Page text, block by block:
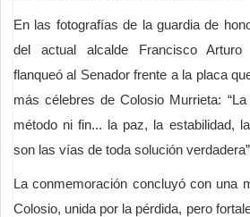
En las fotografías de la guardia de
del actual alcalde Francisco Arturo
flanqueó al Senador frente a la placa
más célebres de Colosio Murrieta:
método ni fin... la paz, la estabilidad,
son las vías de toda solución
La conmemoración concluyó con una
Colosio, unida por la pérdida, pero